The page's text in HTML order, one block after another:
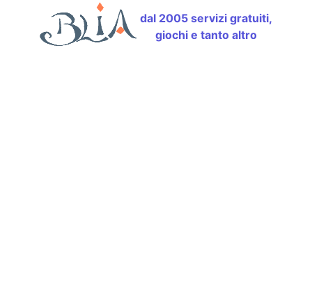
dal 2005 servizi gratuiti,
giochi e tanto altro